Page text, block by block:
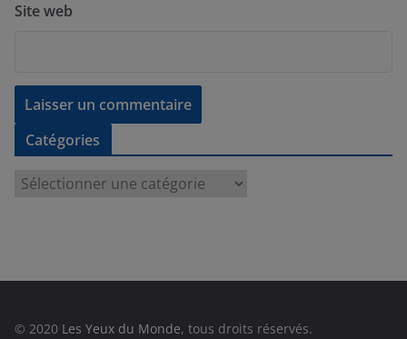
Site web
Catégories
© 2020 Les Yeux du Monde, tous droits réservés.